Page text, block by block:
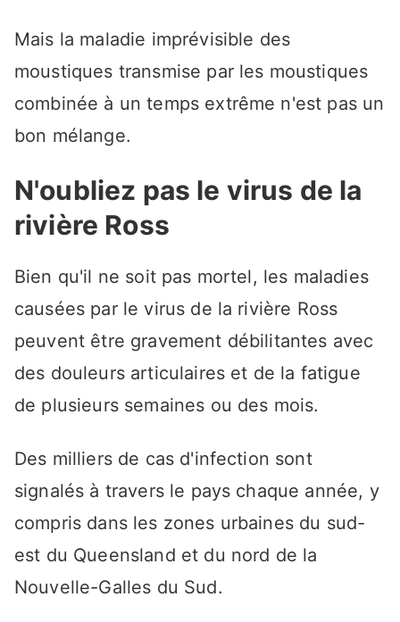
Mais la maladie imprévisible des
moustiques transmise par les moustiques
combinée à un temps extrême n'est pas un
bon mélange.
N'oubliez pas le virus de la
rivière Ross
Bien qu'il ne soit pas mortel, les maladies
causées par le virus de la rivière Ross
peuvent être gravement débilitantes avec
des douleurs articulaires et de la fatigue
de plusieurs semaines ou des mois.
Des milliers de cas d'infection sont
signalés à travers le pays chaque année, y
compris dans les zones urbaines du sud-
est du Queensland et du nord de la
Nouvelle-Galles du Sud.